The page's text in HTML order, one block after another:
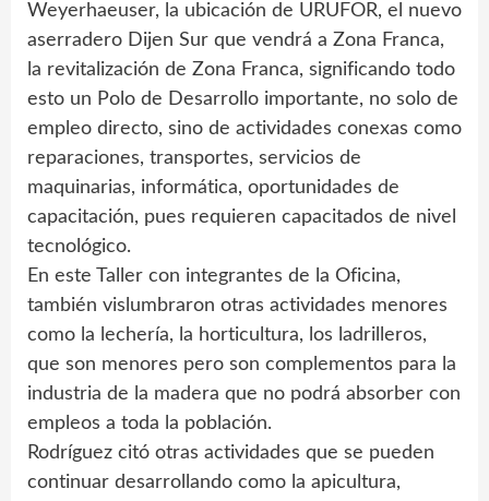
Weyerhaeuser, la ubicación de URUFOR, el nuevo
aserradero Dijen Sur que vendrá a Zona Franca,
la revitalización de Zona Franca, significando todo
esto un Polo de Desarrollo importante, no solo de
empleo directo, sino de actividades conexas como
reparaciones, transportes, servicios de
maquinarias, informática, oportunidades de
capacitación, pues requieren capacitados de nivel
tecnológico.
En este Taller con integrantes de la Oficina,
también vislumbraron otras actividades menores
como la lechería, la horticultura, los ladrilleros,
que son menores pero son complementos para la
industria de la madera que no podrá absorber con
empleos a toda la población.
Rodríguez citó otras actividades que se pueden
continuar desarrollando como la apicultura,